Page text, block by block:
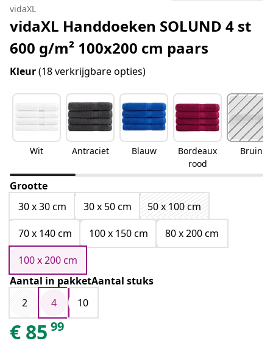
vidaXL
vidaXL Handdoeken SOLUND 4 st
600 g/m² 100x200 cm paars
Kleur(18 verkrijgbare opties)
Wit Antraciet Blauw
Bordeaux
rood
Bruin
Grootte
30 x 30 cm
30 x 50 cm
50 x 100 cm
70 x 140 cm
100 x 150 cm
80 x 200 cm
100 x 200 cm
Aantal in pakketAantal stuks
2
4 10
€ 85 99